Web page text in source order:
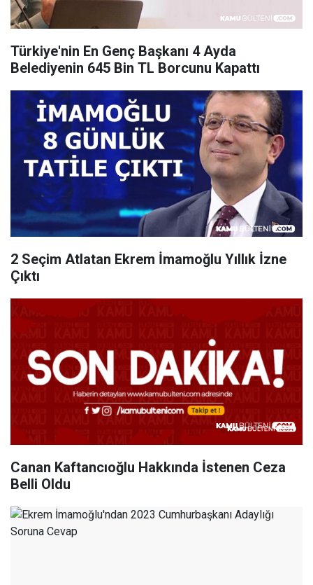
Türkiye'nin En Genç Başkanı 4 Ayda
Belediyenin 645 Bin TL Borcunu Kapattı
2 Seçim Atlatan Ekrem İmamoğlu Yıllık İzne
Çıktı
Canan Kaftancıoğlu Hakkında İstenen Ceza
Belli Oldu